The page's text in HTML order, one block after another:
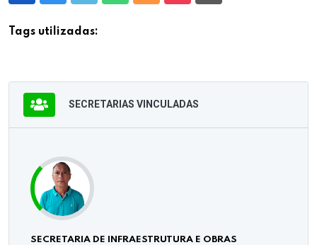
Tags utilizadas:
SECRETARIAS VINCULADAS
SECRETARIA DE INFRAESTRUTURA E OBRAS